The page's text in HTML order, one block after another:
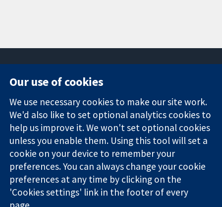
Trusted
evidence.
Informed
decisions.
Better health.
Square
London
W1G 0AN
ஐக்கிய
இராச்சியம்
News
Press office
About us
Jobs
Cochrane
Library
The Cochrane Collaboration is a charity (no. 1045921) and a
Our use of cookies
We use necessary cookies to make our site work.
We'd also like to set optional analytics cookies to
help us improve it. We won't set optional cookies
unless you enable them. Using this tool will set a
cookie on your device to remember your
preferences. You can always change your cookie
preferences at any time by clicking on the
'Cookies settings' link in the footer of every